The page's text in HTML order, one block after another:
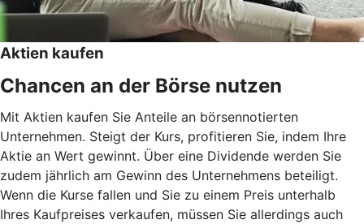
Aktien kaufen
Chancen an der Börse nutzen
Mit Aktien kaufen Sie Anteile an börsennotierten
Unternehmen. Steigt der Kurs, profitieren Sie, indem Ihre
Aktie an Wert gewinnt. Über eine Dividende werden Sie
zudem jährlich am Gewinn des Unternehmens beteiligt.
Wenn die Kurse fallen und Sie zu einem Preis unterhalb
Ihres Kaufpreises verkaufen, müssen Sie allerdings auch